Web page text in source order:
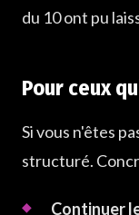
du 10 ont pu
Pour ceux
Si vous n'êtes
structuré.
Continuer